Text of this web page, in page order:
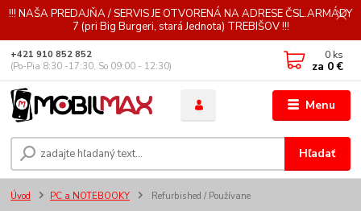
!!! NAŠA PREDAJŇA / SERVIS JE OTVORENÁ NA ADRESE ČSL.ARMÁDY
7 (pri Big Burgeri, stará Jednota) TREBIŠOV !!!
Menu
Hľadať
+421 910 852 852
(Po-Pia 8:30 -17:30, So 09:00 - 12:30)
0 ks
za 0 €
Úvod PC a NOTEBOOKY Refurbished / Používane